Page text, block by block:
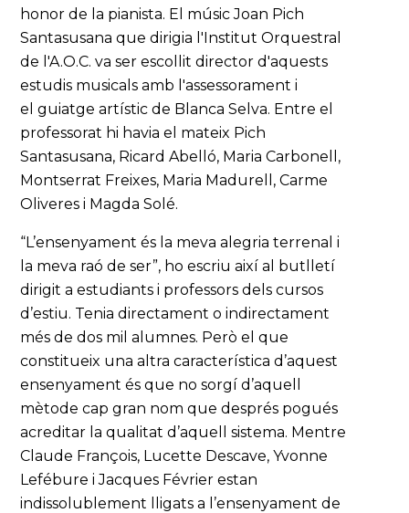
honor de la pianista. El músic Joan Pich
Santasusana que dirigia l'Institut Orquestral
de l'A.O.C. va ser escollit director d'aquests
estudis musicals amb l'assessorament i
el guiatge artístic de Blanca Selva. Entre el
professorat hi havia el mateix Pich
Santasusana, Ricard Abelló, Maria Carbonell,
Montserrat Freixes, Maria Madurell, Carme
Oliveres i Magda Solé.
“L’ensenyament és la meva alegria terrenal i
la meva raó de ser”, ho escriu així al butlletí
dirigit a estudiants i professors dels cursos
d’estiu. Tenia directament o indirectament
més de dos mil alumnes. Però el que
constitueix una altra característica d’aquest
ensenyament és que no sorgí d’aquell
mètode cap gran nom que després pogués
acreditar la qualitat d’aquell sistema. Mentre
Claude François, Lucette Descave, Yvonne
Lefébure i Jacques Février estan
indissolublement lligats a l’ensenyament de